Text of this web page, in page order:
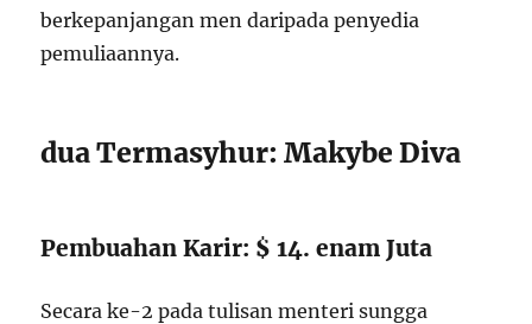
berkepanjangan men daripada penyedia
pemuliaannya.
dua Termasyhur: Makybe Diva
Pembuahan Karir: $ 14. enam Juta
Secara ke-2 pada tulisan menteri sungga